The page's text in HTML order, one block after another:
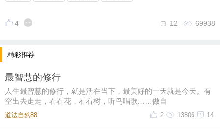
值肯定拉满。
第二站，元符万宁宫：（印宫）茅山道教最大的宫
茅山四宝。“玉印”所在地，古朴建筑群与千年古银杏
交相辉映。
4 69938
12
精彩推荐
最智慧的修行
人生最智慧的修行，就是活在当下，最美好的一天就是今天。有
空出去走走，看看花，看看树，听鸟唱歌……做自
道法自然88 14
13806
2